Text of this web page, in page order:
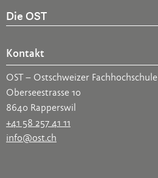
Die OST
Kontakt
OST – Ostschweizer Fachhochschule
Oberseestrasse 10
8640 Rapperswil
+41 58 257 41 11
info@ost.ch